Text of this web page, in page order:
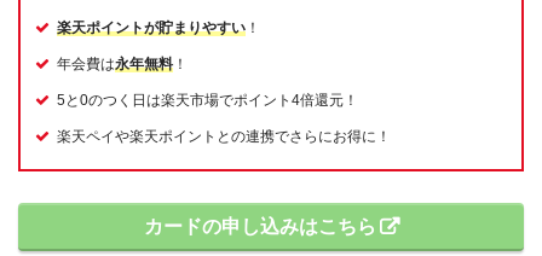
楽天ポイントが貯まりやすい ！
年会費は永年無料 ！
5と0のつく日は楽天市場でポイント4倍還元！
楽天ペイや楽天ポイントとの連携でさらにお得に！
カードの申し込みはこちら